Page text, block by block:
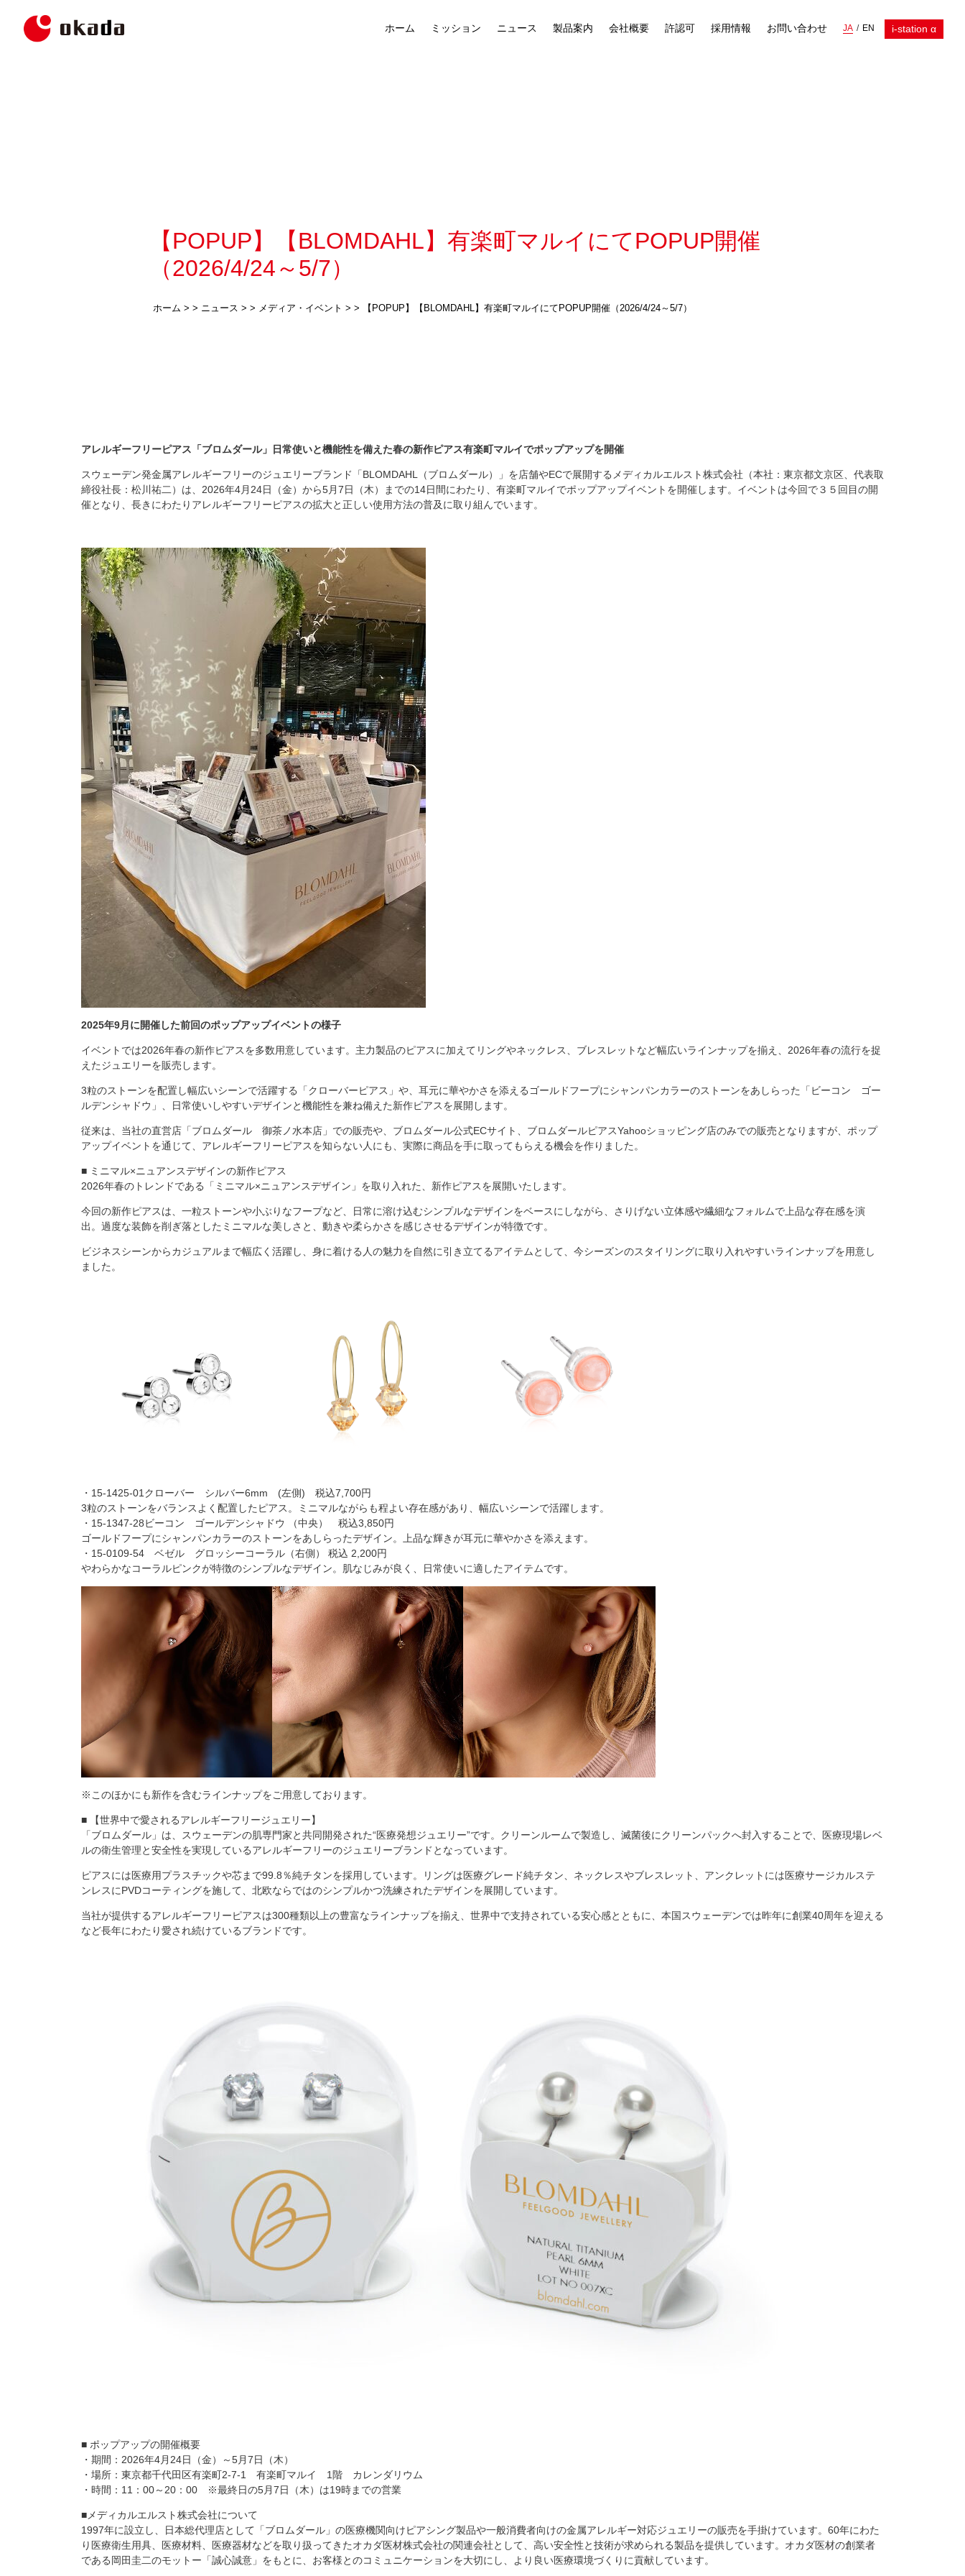
JA EN i-station α
ホーム ミッション ニュース 製品案内 会社概要 許認可 採用情報 お問い合わせ
【POPUP】【BLOMDAHL】有楽町マルイにてPOPUP開催
（2026/4/24～5/7）
ホーム > > ニュース > > メディア・イベント > > 【POPUP】【BLOMDAHL】有楽町マルイにてPOPUP開催（2026/4/24～5/7）
アレルギーフリーピアス「ブロムダール」日常使いと機能性を備えた春の新作ピアス有楽町マルイでポップアップを開催
スウェーデン発金属アレルギーフリーのジュエリーブランド「BLOMDAHL（ブロムダール）」を店舗やECで展開するメディカルエルスト株式会社（本社：東京都文京区、代表取
締役社長：松川祐二）は、2026年4月24日（金）から5月7日（木）までの14日間にわたり、有楽町マルイでポップアップイベントを開催します。イベントは今回で３５回目の開
催となり、長きにわたりアレルギーフリーピアスの拡大と正しい使用方法の普及に取り組んでいます。
2025年9月に開催した前回のポップアップイベントの様子
イベントでは2026年春の新作ピアスを多数用意しています。主力製品のピアスに加えてリングやネックレス、ブレスレットなど幅広いラインナップを揃え、2026年春の流行を捉
えたジュエリーを販売します。
3粒のストーンを配置し幅広いシーンで活躍する「クローバーピアス」や、耳元に華やかさを添えるゴールドフープにシャンパンカラーのストーンをあしらった「ビーコン ゴー
ルデンシャドウ」、日常使いしやすいデザインと機能性を兼ね備えた新作ピアスを展開します。
従来は、当社の直営店「ブロムダール 御茶ノ水本店」での販売や、ブロムダール公式ECサイト、ブロムダールピアスYahooショッピング店のみでの販売となりますが、ポップ
アップイベントを通じて、アレルギーフリーピアスを知らない人にも、実際に商品を手に取ってもらえる機会を作りました。
■ ミニマル×ニュアンスデザインの新作ピアス
2026年春のトレンドである「ミニマル×ニュアンスデザイン」を取り入れた、新作ピアスを展開いたします。
今回の新作ピアスは、一粒ストーンや小ぶりなフープなど、日常に溶け込むシンプルなデザインをベースにしながら、さりげない立体感や繊細なフォルムで上品な存在感を演
出。過度な装飾を削ぎ落としたミニマルな美しさと、動きや柔らかさを感じさせるデザインが特徴です。
ビジネスシーンからカジュアルまで幅広く活躍し、身に着ける人の魅力を自然に引き立てるアイテムとして、今シーズンのスタイリングに取り入れやすいラインナップを用意し
ました。
・15-1425-01クローバー シルバー6mm (左側) 税込7,700円
3粒のストーンをバランスよく配置したピアス。ミニマルながらも程よい存在感があり、幅広いシーンで活躍します。
・15-1347-28ビーコン ゴールデンシャドウ （中央） 税込3,850円
ゴールドフープにシャンパンカラーのストーンをあしらったデザイン。上品な輝きが耳元に華やかさを添えます。
・15-0109-54 ベゼル グロッシーコーラル（右側） 税込 2,200円
やわらかなコーラルピンクが特徴のシンプルなデザイン。肌なじみが良く、日常使いに適したアイテムです。
※このほかにも新作を含むラインナップをご用意しております。
■ 【世界中で愛されるアレルギーフリージュエリー】
「ブロムダール」は、スウェーデンの肌専門家と共同開発された“医療発想ジュエリー”です。クリーンルームで製造し、滅菌後にクリーンパックへ封入することで、医療現場レベ
ルの衛生管理と安全性を実現しているアレルギーフリーのジュエリーブランドとなっています。
ピアスには医療用プラスチックや芯まで99.8％純チタンを採用しています。リングは医療グレード純チタン、ネックレスやブレスレット、アンクレットには医療サージカルステ
ンレスにPVDコーティングを施して、北欧ならではのシンプルかつ洗練されたデザインを展開しています。
当社が提供するアレルギーフリーピアスは300種類以上の豊富なラインナップを揃え、世界中で支持されている安心感とともに、本国スウェーデンでは昨年に創業40周年を迎える
など長年にわたり愛され続けているブランドです。
■ ポップアップの開催概要
・期間：2026年4月24日（金）～5月7日（木）
・場所：東京都千代田区有楽町2-7-1 有楽町マルイ 1階 カレンダリウム
・時間：11：00～20：00 ※最終日の5月7日（木）は19時までの営業
■メディカルエルスト株式会社について
1997年に設立し、日本総代理店として「ブロムダール」の医療機関向けピアシング製品や一般消費者向けの金属アレルギー対応ジュエリーの販売を手掛けています。60年にわた
り医療衛生用具、医療材料、医療器材などを取り扱ってきたオカダ医材株式会社の関連会社として、高い安全性と技術が求められる製品を提供しています。オカダ医材の創業者
である岡田圭二のモットー「誠心誠意」をもとに、お客様とのコミュニケーションを大切にし、より良い医療環境づくりに貢献しています。